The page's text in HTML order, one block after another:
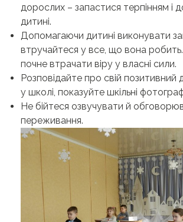
дорослих – запастися терпінням і
дитині.
Допомагаючи дитині виконувати
втручайтеся у все, що вона
почне втрачати віру у власні сили.
Розповідайте про свій позитивний
у школі, показуйте шкільні
Не бійтеся озвучувати й
переживання.